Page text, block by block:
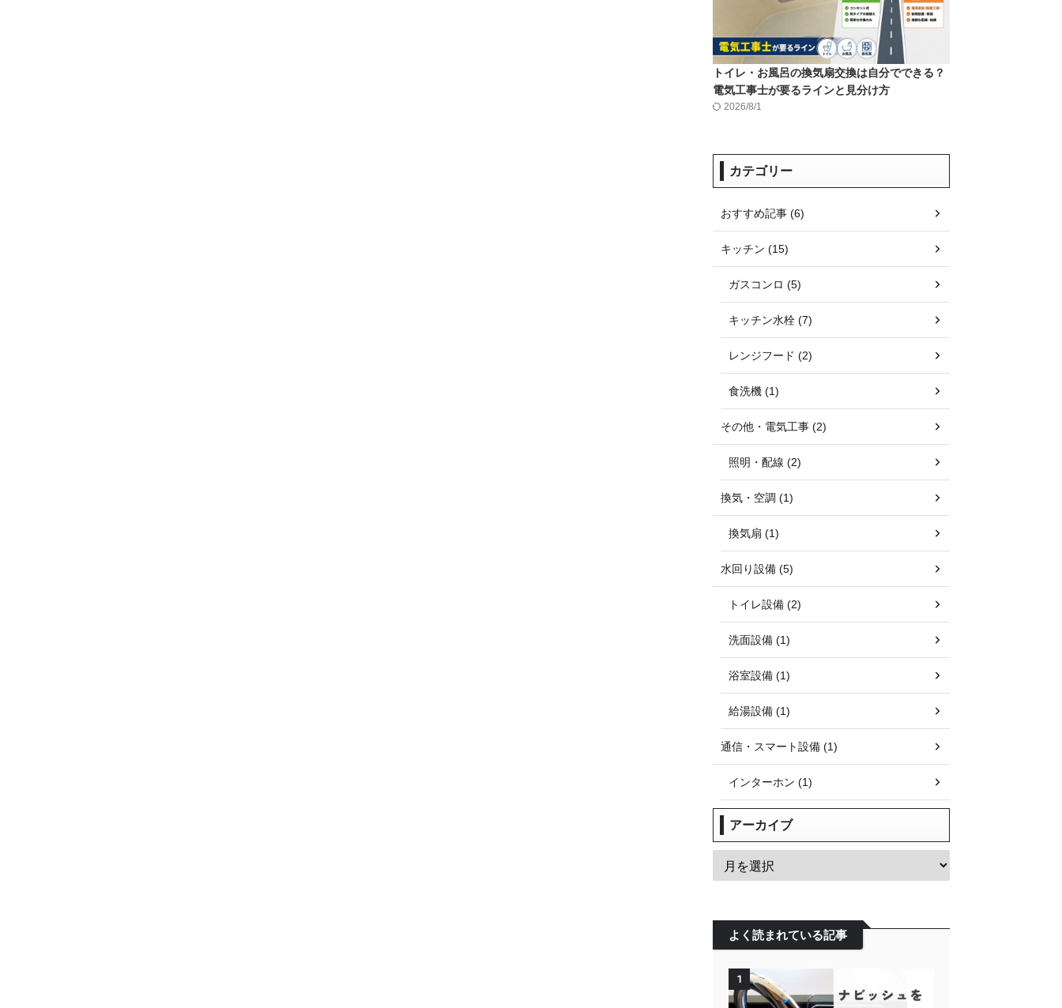
トイレ・お風呂の換気扇交換は自分でできる？
電気工事士が要るラインと見分け方
2026/8/1
カテゴリー
おすすめ記事 (6)
キッチン (15)
ガスコンロ (5)
キッチン水栓 (7)
レンジフード (2)
食洗機 (1)
その他・電気工事 (2)
照明・配線 (2)
換気・空調 (1)
換気扇 (1)
水回り設備 (5)
トイレ設備 (2)
洗面設備 (1)
浴室設備 (1)
給湯設備 (1)
通信・スマート設備 (1)
インターホン (1)
アーカイブ
よく読まれている記事
1